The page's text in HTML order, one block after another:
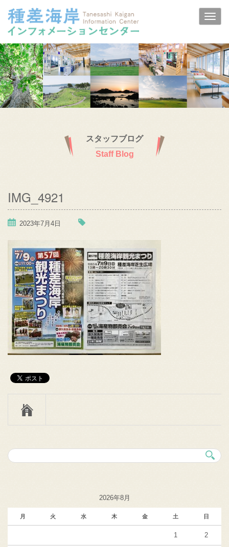
スタッフブログ
Staff Blog
IMG_4921
2023年7月4日
2026年8月
月 火 水 木 金 土 日
1 2